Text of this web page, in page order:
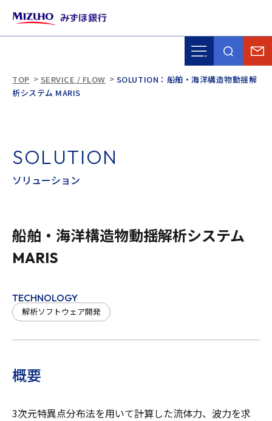
TOP SERVICE / FLOW
SOLUTION：船舶・海洋構造物動揺解
析システム MARIS
SOLUTION
ソ リ ューショ ン
船舶・海洋構造物動揺解析システム
MARIS
TECHNOLOGY
解析ソフトウェア開発
概要
3次元特異点分布法を用いて計算した流体力、波力を求